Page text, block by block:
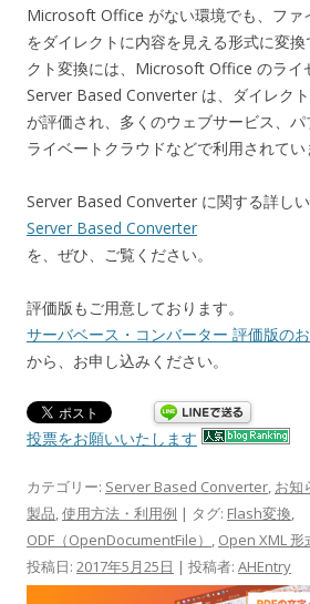
Microsoft Office がない環境でも、ファ
をダイレクトに内容を見える形式に変
クト変換には、Microsoft Office のライ
Server Based Converter は、ダイレク
が評価され、多くのウェブサービス、
ライベートクラウドなどで利用されてい
Server Based Converter に関する詳しい
Server Based Converter
を、ぜひ、ご覧ください。
評価版もご用意しております。
サーバベース・コンバーター 評価版の
から、お申し込みください。
投票をお願いいたします
カテゴリー: Server Based Converter, お知
製品,使用方法・利用例 | タグ: Flash変換,
ODF（OpenDocumentFile） , Open XML 形
投稿日: 2017年5月25日 | 投稿者: AHEntry